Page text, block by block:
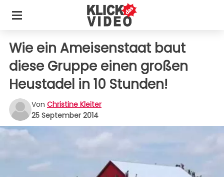
Wie ein Ameisenstaat baut
diese Gruppe einen großen
Heustadel in 10 Stunden!
Von Christine Kleiter
25 September 2014